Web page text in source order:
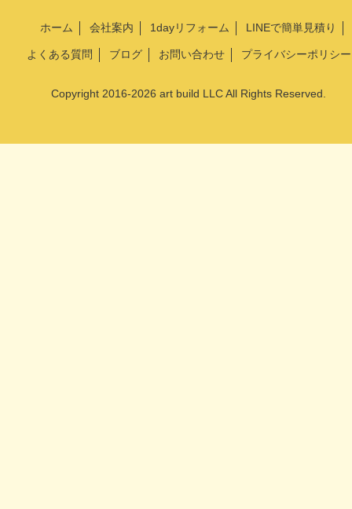
ホーム 会社案内 1dayリフォーム LINEで簡単見積り
よくある質問 ブログ お問い合わせ プライバシーポリシー
Copyright 2016-2026 art build LLCAll Rights Reserved.